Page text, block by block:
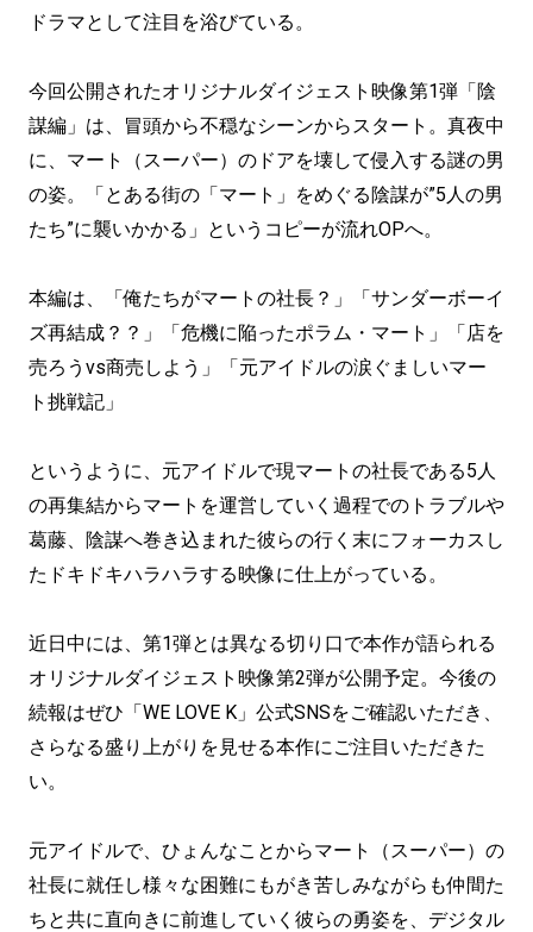
ドラマとして注目を浴びている。
今回公開されたオリジナルダイジェスト映像第1弾「陰
謀編」は、冒頭から不穏なシーンからスタート。真夜中
に、マート（スーパー）のドアを壊して侵入する謎の男
の姿。「とある街の「マート」をめぐる陰謀が”5人の男
たち”に襲いかかる」というコピーが流れOPへ。
本編は、「俺たちがマートの社長？」「サンダーボーイ
ズ再結成？？」「危機に陥ったポラム・マート」「店を
売ろうvs商売しよう」「元アイドルの涙ぐましいマー
ト挑戦記」
というように、元アイドルで現マートの社長である5人
の再集結からマートを運営していく過程でのトラブルや
葛藤、陰謀へ巻き込まれた彼らの行く末にフォーカスし
たドキドキハラハラする映像に仕上がっている。
近日中には、第1弾とは異なる切り口で本作が語られる
オリジナルダイジェスト映像第2弾が公開予定。今後の
続報はぜひ「WE LOVE K」公式SNSをご確認いただき、
さらなる盛り上がりを見せる本作にご注目いただきた
い。
元アイドルで、ひょんなことからマート（スーパー）の
社長に就任し様々な困難にもがき苦しみながらも仲間た
ちと共に直向きに前進していく彼らの勇姿を、デジタル